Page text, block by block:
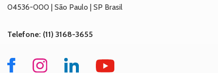
04536-000 | São Paulo | SP Brasil
Telefone: (11) 3168-3655